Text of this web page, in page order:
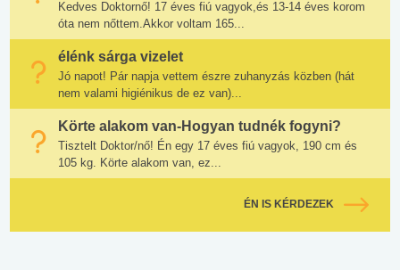
Kedves Doktornő! 17 éves fiú vagyok,és 13-14 éves korom
óta nem nőttem.Akkor voltam 165...
élénk sárga vizelet
Jó napot! Pár napja vettem észre zuhanyzás közben (hát
nem valami higiénikus de ez van)...
Körte alakom van-Hogyan tudnék fogyni?
Tisztelt Doktor/nő! Én egy 17 éves fiú vagyok, 190 cm és
105 kg. Körte alakom van, ez...
ÉN IS KÉRDEZEK